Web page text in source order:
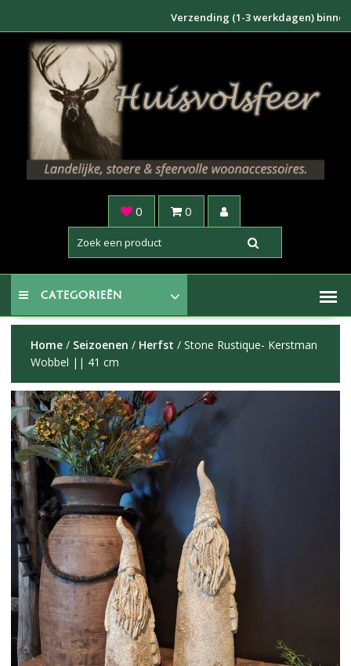
inhoud
Verzending (1-3 werkdagen) binnen
0 0
CATEGORIEËN
Home/ Seizoenen / Herfst / Stone Rustique- Kerstman
Wobbel || 41 cm